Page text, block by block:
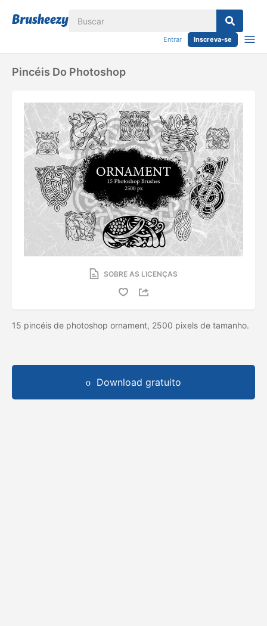
Entrar Inscreva-se
Pincéis Do Photoshop
SOBRE AS LICENÇAS
15 pincéis de photoshop ornament, 2500 pixels de tamanho.
Download gratuito